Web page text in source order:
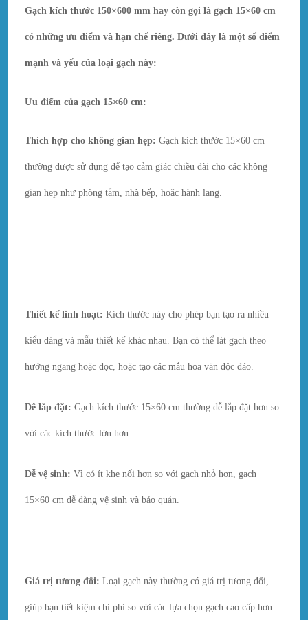
Gạch kích thước 150×600 mm hay còn gọi là gạch 15×60 cm
có những ưu điểm và hạn chế riêng. Dưới đây là một số điểm
mạnh và yếu của loại gạch này:
Ưu điểm của gạch 15×60 cm:
Thích hợp cho không gian hẹp: Gạch kích thước 15×60 cm
thường được sử dụng để tạo cảm giác chiều dài cho các không
gian hẹp như phòng tắm, nhà bếp, hoặc hành lang.
Thiết kế linh hoạt:Kích thước này cho phép bạn tạo ra nhiều
kiểu dáng và mẫu thiết kế khác nhau. Bạn có thể lát gạch theo
hướng ngang hoặc dọc, hoặc tạo các mẫu hoa văn độc đáo.
Dễ lắp đặt: Gạch kích thước 15×60 cm thường dễ lắp đặt hơn so
với các kích thước lớn hơn.
Dễ vệ sinh: Vì có ít khe nối hơn so với gạch nhỏ hơn, gạch
15×60 cm dễ dàng vệ sinh và bảo quản.
Giá trị tương đối: Loại gạch này thường có giá trị tương đối,
giúp bạn tiết kiệm chi phí so với các lựa chọn gạch cao cấp hơn.